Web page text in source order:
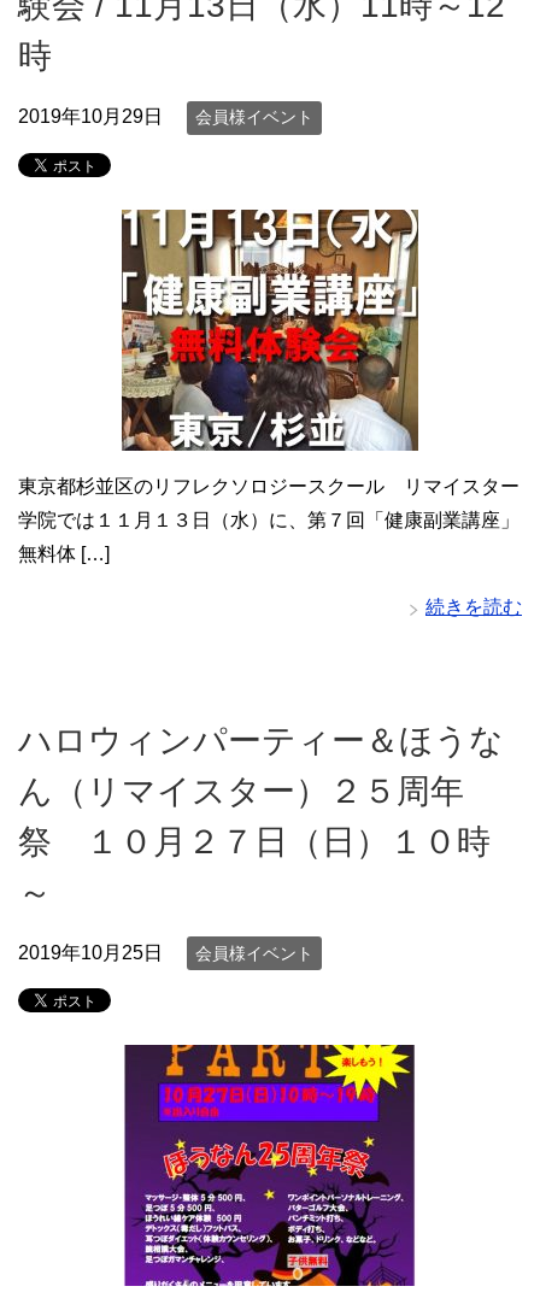
時
2019年10月29日 会員様イベント
東京都杉並区のリフレクソロジースクール リマイスター
学院では１１月１３日（水）に、第７回「健康副業講座」
無料体 […]
続きを読む
ハロウィンパーティー＆ほうな
ん（リマイスター）２５周年
祭 １０月２７日（日）１０時
～
2019年10月25日 会員様イベント